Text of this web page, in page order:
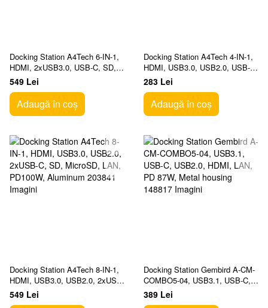
Docking Station A4Tech 6-IN-1,
HDMI, 2xUSB3.0, USB-C, SD,
MicroSD, PD100W, Aluminum,
Ash Grey
549 Lei
Adaugă în coș
Docking Station A4Tech 4-IN-1,
HDMI, USB3.0, USB2.0, USB-C,
PD100W, Aluminum, Ash Grey
283 Lei
Adaugă în coș
Docking Station A4Tech 8-IN-1,
HDMI, USB3.0, USB2.0, 2xUSB-
C, SD, MicroSD, LAN, PD100W,
Aluminum
549 Lei
Docking Station Gembird A-CM-
COMBO5-04, USB3.1, USB-C,
USB2.0, HDMI, LAN, PD 87W,
Metal housing
389 Lei